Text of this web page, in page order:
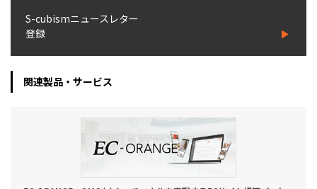
03-6432-0346
S-cubismニュースレター
登録
関連製品・サービス